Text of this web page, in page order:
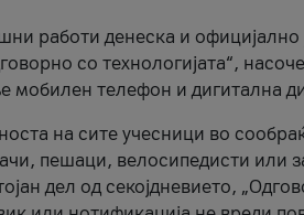
работи денеска и официјално
со технологијата“,
мобилен телефон и дигитална
на сите учесници во
пешаци, велосипедисти или
дел од секојдневието,